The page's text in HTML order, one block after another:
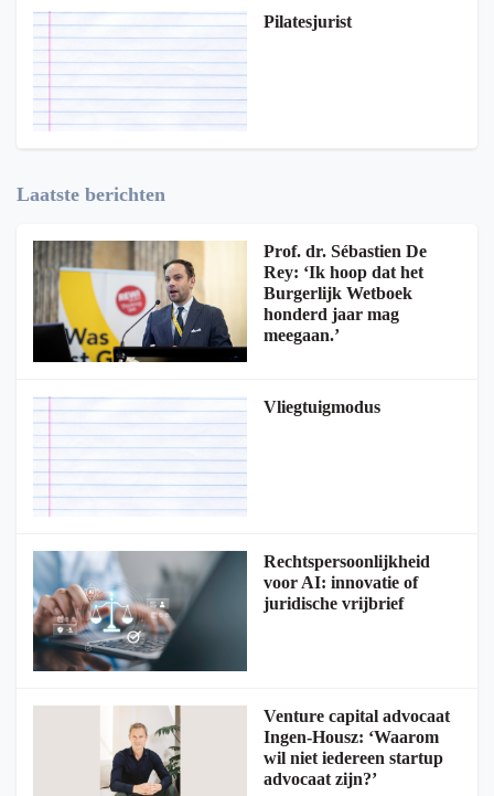
Pilatesjurist
Laatste berichten
Prof. dr. Sébastien De
Rey: ‘Ik hoop dat het
Burgerlijk Wetboek
honderd jaar mag
meegaan.’
Vliegtuigmodus
Rechtspersoonlijkheid
voor AI: innovatie of
juridische vrijbrief
Venture capital advocaat
Ingen-Housz: ‘Waarom
wil niet iedereen startup
advocaat zijn?’